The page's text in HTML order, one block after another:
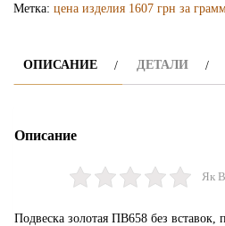
Метка: цена изделия 1607 грн за
ОПИСАНИЕ ДЕТАЛИ
Описание
Як
Подвеска золотая ПВ658 без